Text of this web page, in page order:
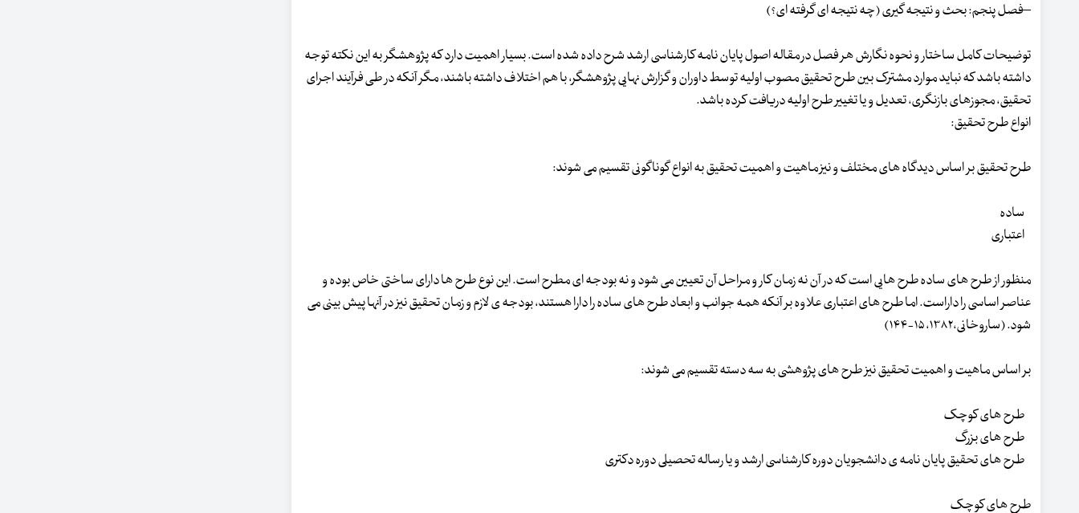
–فصل پنجم: بحث و نتیجه گیری (چه نتیجه ای گرفته ای؟)
توضیحات کامل ساختار و نحوه نگارش هر فصل در مقاله اصول پایان نامه کارشناسی ارشد شرح داده شده است. بسیار اهمیت دارد که پژوهشگر به این نکته توجه
داشته باشد که نباید موارد مشترک بین طرح تحقیق مصوب اولیه توسط داوران و گزارش نهایی پژوهشگر، با هم اختلاف داشته باشند، مگر آنکه در طی فرآیند اجرای
تحقیق، مجوزهای بازنگری، تعدیل و یا تغییر طرح اولیه دریافت کرده باشد.
انواع طرح تحقیق:
طرح تحقیق بر اساس دیدگاه های مختلف و نیز ماهیت و اهمیت تحقیق به انواع گوناگونی تقسیم می شوند:
ساده
اعتباری
منظور از طرح های ساده طرح هایی است که در آن نه زمان کار و مراحل آن تعیین می شود و نه بودجه ای مطرح است. این نوع طرح ها دارای ساختی خاص بوده و
عناصر اساسی را داراست. اما طرح های اعتباری علاوه بر آنکه همه جوانب و ابعاد طرح های ساده را دارا هستند، بودجه ی لازم و زمان تحقیق نیز در آنها پیش بینی می
شود. (ساروخانی،۱۳۸۲، ۱۵-۱۴۴)
بر اساس ماهیت و اهمیت تحقیق نیز طرح های پژوهشی به سه دسته تقسیم می شوند:
طرح های کوچک
طرح های بزرگ
طرح های تحقیق پایان نامه ی دانشجویان دوره کارشناسی ارشد و یا رساله تحصیلی دوره دکتری
طرح های کوچک